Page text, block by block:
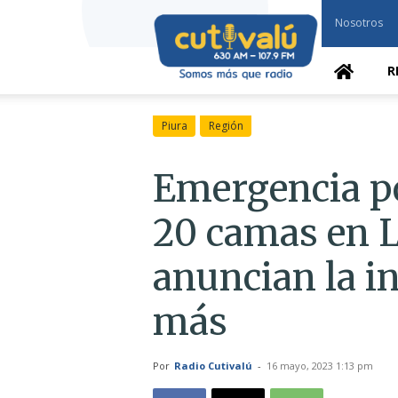
Cutivalú
Piura
Nosotros
Piura Región
Emergencia
20 camas en
anuncian la
más
Por Radio Cutivalú - 16 mayo, 2023 1:13 pm